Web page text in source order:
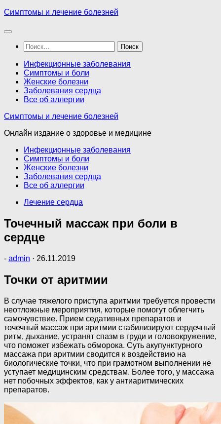
Перейти
содержимому
Симптомы и лечение болезней
Найти:
Инфекционные заболевания
Симптомы и боли
Женские болезни
Заболевания сердца
Все об аллергии
Симптомы и лечение болезней
Онлайн издание о здоровье и медицине
Инфекционные заболевания
Симптомы и боли
Женские болезни
Заболевания сердца
Все об аллергии
Лечение сердца
Точечный массаж при боли в
сердце
- admin · 26.11.2019
Точки от аритмии
В случае тяжелого приступа аритмии требуется провести
неотложные мероприятия, которые помогут облегчить
самочувствие. Прием седативных препаратов и
точечный массаж при аритмии стабилизируют сердечный
ритм, дыхание, устранят спазм в груди и головокружение,
что поможет избежать обморока. Суть акупунктурного
массажа при аритмии сводится к воздействию на
биологические точки, что при грамотном выполнении не
уступает медицинским средствам. Более того, у массажа
нет побочных эффектов, как у антиаритмических
препаратов.